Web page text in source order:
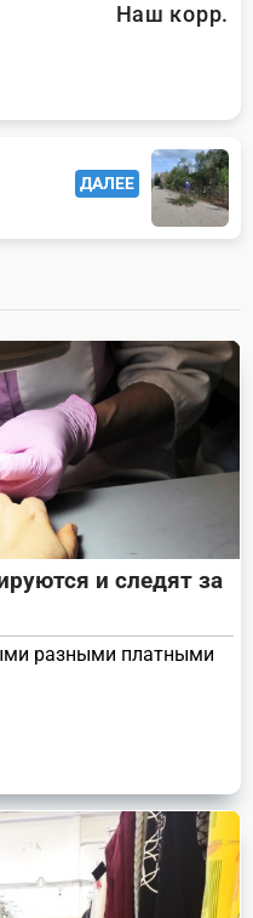
Наш корр.
ДАЛЕЕ
и следят за
разными платными